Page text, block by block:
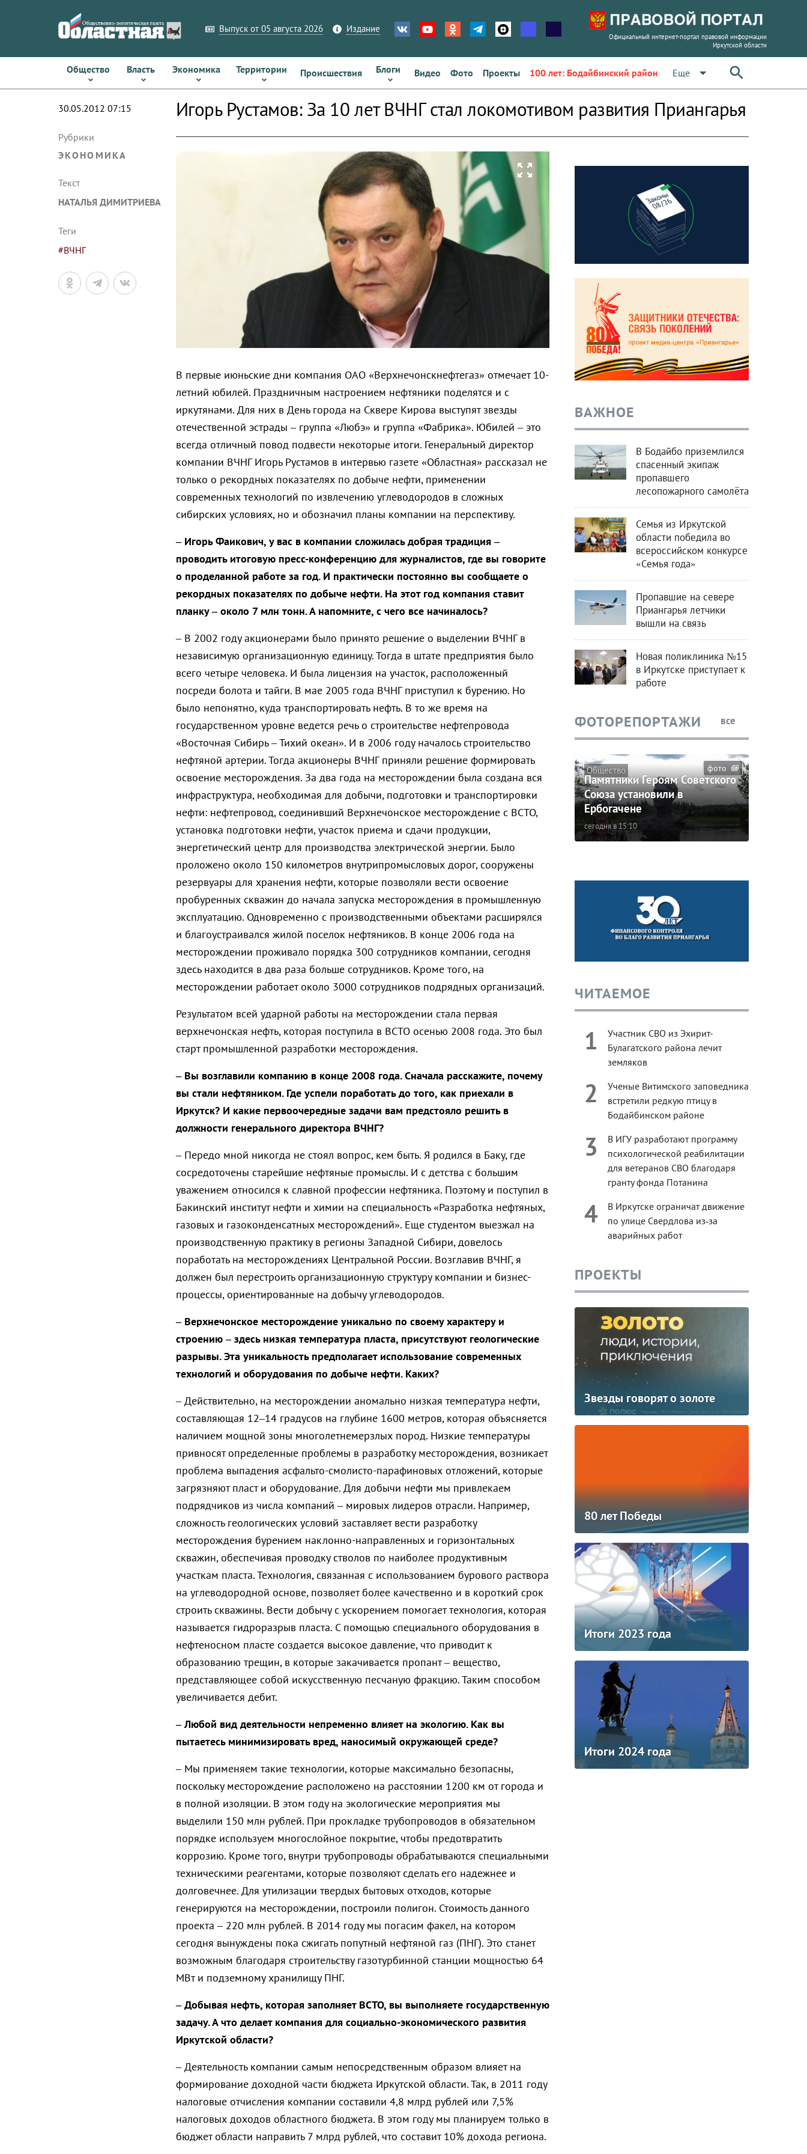
Выпуск от 05 августа 2026 Издание
Официальный интернет-портал правовой информации
Иркутской области
Общество Власть Экономика Территории Происшествия Блоги Видео Фото Проекты 100 лет: Бодайбинский район Еще arrow_drop_down
30.05.2012 07:15
Рубрики
ЭКОНОМИКА
Текст
НАТАЛЬЯ ДИМИТРИЕВА
Теги
#ВЧНГ
Игорь Рустамов: За 10 лет ВЧНГ стал локомотивом развития Приангарья
zoom_out_map
В первые июньские дни компания ОАО «Верхнечонскнефтегаз» отмечает 10-
летний юбилей. Праздничным настроением нефтяники поделятся и с
иркутянами. Для них в День города на Сквере Кирова выступят звезды
отечественной эстрады – группа «Любэ» и группа «Фабрика». Юбилей – это
всегда отличный повод подвести некоторые итоги. Генеральный директор
компании ВЧНГ Игорь Рустамов в интервью газете «Областная» рассказал не
только о рекордных показателях по добыче нефти, применении
современных технологий по извлечению углеводородов в сложных
сибирских условиях, но и обозначил планы компании на перспективу.
– Игорь Фаикович, у вас в компании сложилась добрая традиция –
проводить итоговую пресс-конференцию для журналистов, где вы говорите
о проделанной работе за год. И практически постоянно вы сообщаете о
рекордных показателях по добыче нефти. На этот год компания ставит
планку – около 7 млн тонн. А напомните, с чего все начиналось?
– В 2002 году акционерами было принято решение о выделении ВЧНГ в
независимую организационную единицу. Тогда в штате предприятия было
всего четыре человека. И была лицензия на участок, расположенный
посреди болота и тайги. В мае 2005 года ВЧНГ приступил к бурению. Но
было непонятно, куда транспортировать нефть. В то же время на
государственном уровне ведется речь о строительстве нефтепровода
«Восточная Сибирь – Тихий океан». И в 2006 году началось строительство
нефтяной артерии. Тогда акционеры ВЧНГ приняли решение формировать
освоение месторождения. За два года на месторождении была создана вся
инфраструктура, необходимая для добычи, подготовки и транспортировки
нефти: нефтепровод, соединивший Верхнечонское месторождение с ВСТО,
установка подготовки нефти, участок приема и сдачи продукции,
энергетический центр для производства электрической энергии. Было
проложено около 150 километров внутрипромысловых дорог, сооружены
резервуары для хранения нефти, которые позволяли вести освоение
пробуренных скважин до начала запуска месторождения в промышленную
эксплуатацию. Одновременно с производственными объектами расширялся
и благоустраивался жилой поселок нефтяников. В конце 2006 года на
месторождении проживало порядка 300 сотрудников компании, сегодня
здесь находится в два раза больше сотрудников. Кроме того, на
месторождении работает около 3000 сотрудников подрядных организаций.
Результатом всей ударной работы на месторождении стала первая
верхнечонская нефть, которая поступила в ВСТО осенью 2008 года. Это был
старт промышленной разработки месторождения.
– Вы возглавили компанию в конце 2008 года. Сначала расскажите, почему
вы стали нефтяником. Где успели поработать до того, как приехали в
Иркутск? И какие первоочередные задачи вам предстояло решить в
должности генерального директора ВЧНГ?
– Передо мной никогда не стоял вопрос, кем быть. Я родился в Баку, где
сосредоточены старейшие нефтяные промыслы. И с детства с большим
уважением относился к славной профессии нефтяника. Поэтому и поступил в
Бакинский институт нефти и химии на специальность «Разработка нефтяных,
газовых и газоконденсатных месторождений». Еще студентом выезжал на
производственную практику в регионы Западной Сибири, довелось
поработать на месторождениях Центральной России. Возглавив ВЧНГ, я
должен был перестроить организационную структуру компании и бизнес-
процессы, ориентированные на добычу углеводородов.
– Верхнечонское месторождение уникально по своему характеру и
строению – здесь низкая температура пласта, присутствуют геологические
разрывы. Эта уникальность предполагает использование современных
технологий и оборудования по добыче нефти. Каких?
– Действительно, на месторождении аномально низкая температура нефти,
составляющая 12–14 градусов на глубине 1600 метров, которая объясняется
наличием мощной зоны многолетнемерзлых пород. Низкие температуры
привносят определенные проблемы в разработку месторождения, возникает
проблема выпадения асфальто-смолисто-парафиновых отложений, которые
загрязняют пласт и оборудование. Для добычи нефти мы привлекаем
подрядчиков из числа компаний – мировых лидеров отрасли. Например,
сложность геологических условий заставляет вести разработку
месторождения бурением наклонно-направленных и горизонтальных
скважин, обеспечивая проводку стволов по наиболее продуктивным
участкам пласта. Технология, связанная с использованием бурового раствора
на углеводородной основе, позволяет более качественно и в короткий срок
строить скважины. Вести добычу с ускорением помогает технология, которая
называется гидроразрыв пласта. С помощью специального оборудования в
нефтеносном пласте создается высокое давление, что приводит к
образованию трещин, в которые закачивается пропант – вещество,
представляющее собой искусственную песчаную фракцию. Таким способом
увеличивается дебит.
– Любой вид деятельности непременно влияет на экологию. Как вы
пытаетесь минимизировать вред, наносимый окружающей среде?
– Мы применяем такие технологии, которые максимально безопасны,
поскольку месторождение расположено на расстоянии 1200 км от города и
в полной изоляции. В этом году на экологические мероприятия мы
выделили 150 млн рублей. При прокладке трубопроводов в обязательном
порядке используем многослойное покрытие, чтобы предотвратить
коррозию. Кроме того, внутри трубопроводы обрабатываются специальными
техническими реагентами, которые позволяют сделать его надежнее и
долговечнее. Для утилизации твердых бытовых отходов, которые
генерируются на месторождении, построили полигон. Стоимость данного
проекта – 220 млн рублей. В 2014 году мы погасим факел, на котором
сегодня вынуждены пока сжигать попутный нефтяной газ (ПНГ). Это станет
возможным благодаря строительству газотурбинной станции мощностью 64
МВт и подземному хранилищу ПНГ.
– Добывая нефть, которая заполняет ВСТО, вы выполняете государственную
задачу. А что делает компания для социально-экономического развития
Иркутской области?
– Деятельность компании самым непосредственным образом влияет на
формирование доходной части бюджета Иркутской области. Так, в 2011 году
налоговые отчисления компании составили 4,8 млрд рублей или 7,5%
налоговых доходов областного бюджета. В этом году мы планируем только в
бюджет области направить 7 млрд рублей, что составит 10% дохода региона.
ВАЖНОЕ
В Бодайбо приземлился
спасенный экипаж
пропавшего
лесопожарного самолёта
Семья из Иркутской
области победила во
всероссийском конкурсе
«Семья года»
Пропавшие на севере
Приангарья летчики
вышли на связь
Новая поликлиника №15
в Иркутске приступает к
работе
ФОТОРЕПОРТАЖИ все
фото
Общество
Памятники Героям Советского
Союза установили в
Ербогачене
сегодня в 15:10
ЧИТАЕМОЕ
1
Участник СВО из Эхирит-
Булагатского района лечит
земляков
2
Ученые Витимского заповедника
встретили редкую птицу в
Бодайбинском районе
3
В ИГУ разработают программу
психологической реабилитации
для ветеранов СВО благодаря
гранту фонда Потанина
4
В Иркутске ограничат движение
по улице Свердлова из‑за
аварийных работ
ПРОЕКТЫ
Звезды говорят о золоте
80 лет Победы
Итоги 2023 года
Итоги 2024 года